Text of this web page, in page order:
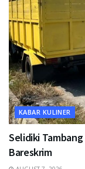
KABAR KULINER
Selidiki
Bareskrim